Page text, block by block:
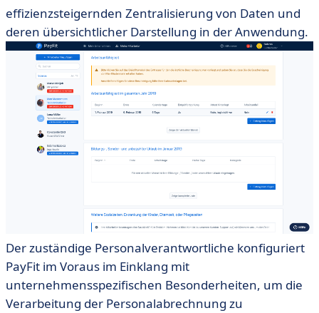
effizienzsteigernden Zentralisierung von Daten und
deren übersichtlicher Darstellung in der Anwendung.
Der zuständige Personalverantwortliche konfiguriert
PayFit im Voraus im Einklang mit
unternehmensspezifischen Besonderheiten, um die
Verarbeitung der Personalabrechnung zu